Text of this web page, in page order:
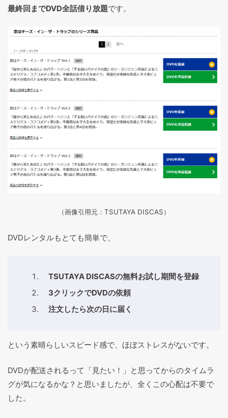
最終回までDVD全話借り放題です。
（画像引用元：TSUTAYA DISCAS）
DVDレンタルもとても簡単で、
TSUTAYA DISCASの無料お試し期間を登録
3クリックでDVDの依頼
注文したら次の日に届く
という素晴らしいスピード感で、ほぼストレスがないです。
DVDが配送されるって「見たい！」と思ってからのタイムラ
グが気になるかな？と思いましたが、全くこの心配は不要で
した。